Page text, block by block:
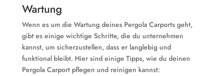
Wartung
Wenn es um die Wartung deines Pergola Carports geht,
gibt es einige wichtige Schritte, die du unternehmen
kannst, um sicherzustellen, dass er langlebig und
funktional bleibt. Hier sind einige Tipps, wie du deinen
Pergola Carport pflegen und reinigen kannst: